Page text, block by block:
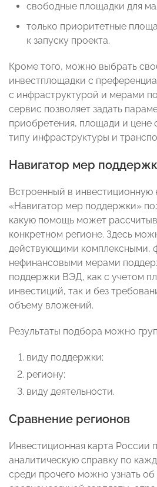
свободные площадки для
только приоритетные
к запуску проекта.
Кроме того, можно выбрать
инвестплощадки с
с инфраструктурой и мерами
сервис позволяет задать
приобретения, площади и цене
типу инфраструктуры и
Навигатор мер
Встроенный в инвестиционную
«Навигатор мер поддержки»
какую помощь может
конкретном регионе. Здесь
действующими комплексными,
нефинансовыми мерами
поддержки ВЭД, как с учетом
инвестиций, так и без
объему вложений.
Результаты подбора можно
виду поддержки;
региону;
виду деятельности.
Сравнение регионов
Инвестиционная карта России
аналитическую справку по
среди прочего можно узнать